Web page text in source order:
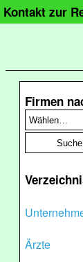
Kontakt zur
Firmen
Ärzte